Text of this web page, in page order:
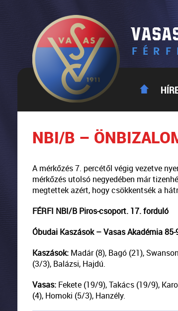
NBI/B –
A mérkőzés 7. percétől végig vezetve
mérkőzés utolsó negyedében már
megtettek azért, hogy csökkentsék a
FÉRFI NBI/B Piros-csoport. 17. forduló
Óbudai Kaszások – Vasas Akadémia 85-
Kaszások: Madár (8), Bagó (21),
(3/3), Balázsi, Hajdú.
Vasas:Fekete (19/9), Takács (19/9),
(4), Homoki (5/3), Hanzély.